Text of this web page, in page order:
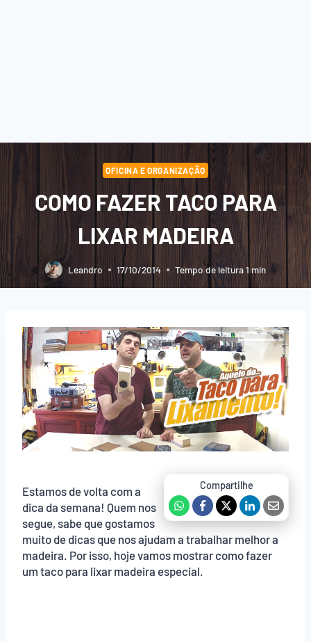
OFICINA E ORGANIZAÇÃO
COMO FAZER TACO PARA
LIXAR MADEIRA
Leandro 17/10/2014 Tempo de leitura1min
Estamos de volta com a
dica da semana! Quem nos
segue, sabe que gostamos
muito de dicas que nos ajudam a trabalhar melhor a
madeira. Por isso, hoje vamos mostrar como fazer
um taco para lixar madeira especial.